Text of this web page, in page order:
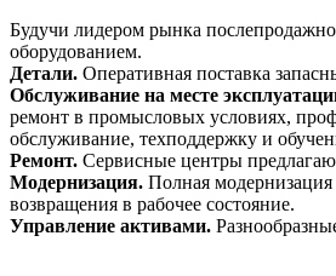
Будучи лидером рынка
оборудованием.
Детали. Оперативная поставка
Обслуживание на месте
ремонт в промысловых условиях,
обслуживание, техподдержку и
Ремонт. Сервисные центры
Модернизация. Полная модернизация
возвращения в рабочее состояние.
Управление активами.